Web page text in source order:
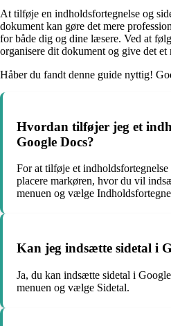
At tilføje en indholdsfortegnelse og
dokument kan gøre det mere
for både dig og dine læsere. Ved at
organisere dit dokument og give det et
Håber du fandt denne guide nyttig!
Hvordan tilføjer jeg et
Google Docs?
For at tilføje et
placere markøren, hvor du vil
menuen og vælge
Kan jeg indsætte sidetal i
Ja, du kan indsætte sidetal i
menuen og vælge Sidetal.